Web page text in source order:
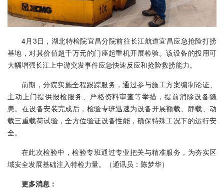
4月3日，湖北特检院宜昌分院前往长江航道宜昌应急抢险打捞
基地，对其价值超千万元的门座起重机开展检验。该设备的投用可
大幅增强长江上中游突发事件应急快速反应和抢险救捞能力。
前期，分院实施全程跟踪服务，通过参与施工方案编制论证、
主动上门提供报检服务、严格资料审查等举措，提前消除设备隐
患。在设备安装完成后，检验专班迅速为设备开展额载、静载、动
载三重载荷试验，全方位验证设备性能，确保特殊工况下的运行安
全。
在此次检验中，检验专班通过专业把关与精准服务，为夯实区
域安全发展基础注入特检力量。（通讯员：陈梦华）
更多消息：